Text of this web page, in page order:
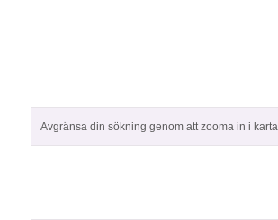
Avgränsa din sökning genom att zooma in i